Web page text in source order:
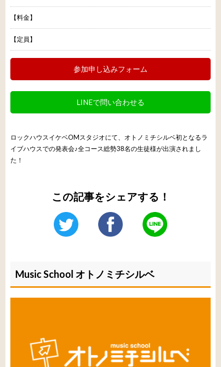
【料金】
【定員】
参加申し込みフォーム
LINEで問い合わせる
ロックハウスイケベOMスタジオにて、オトノミチシルベ初となるラ
イブハウスでの発表会♪全コース総勢38名の生徒様が出演されまし
た！
この記事をシェアする！
Music School オトノミチシルベ